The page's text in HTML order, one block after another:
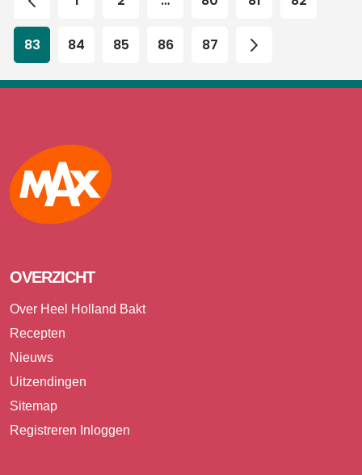
83 84 85 86 87
Max
OVERZICHT
Over Heel Holland Bakt
Recepten
Nieuws
Uitzendingen
Sitemap
Registreren Inloggen